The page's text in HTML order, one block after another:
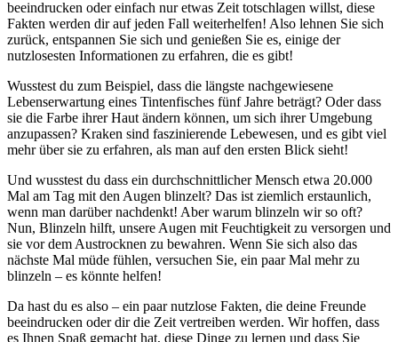
beeindrucken oder einfach nur etwas Zeit totschlagen willst, diese
Fakten werden dir auf jeden Fall weiterhelfen! Also lehnen Sie sich
zurück, entspannen Sie sich und genießen Sie es, einige der
nutzlosesten Informationen zu erfahren, die es gibt!
Wusstest du zum Beispiel, dass die längste nachgewiesene
Lebenserwartung eines Tintenfisches fünf Jahre beträgt? Oder dass
sie die Farbe ihrer Haut ändern können, um sich ihrer Umgebung
anzupassen? Kraken sind faszinierende Lebewesen, und es gibt viel
mehr über sie zu erfahren, als man auf den ersten Blick sieht!
Und wusstest du dass ein durchschnittlicher Mensch etwa 20.000
Mal am Tag mit den Augen blinzelt? Das ist ziemlich erstaunlich,
wenn man darüber nachdenkt! Aber warum blinzeln wir so oft?
Nun, Blinzeln hilft, unsere Augen mit Feuchtigkeit zu versorgen und
sie vor dem Austrocknen zu bewahren. Wenn Sie sich also das
nächste Mal müde fühlen, versuchen Sie, ein paar Mal mehr zu
blinzeln – es könnte helfen!
Da hast du es also – ein paar nutzlose Fakten, die deine Freunde
beeindrucken oder dir die Zeit vertreiben werden. Wir hoffen, dass
es Ihnen Spaß gemacht hat, diese Dinge zu lernen und dass Sie